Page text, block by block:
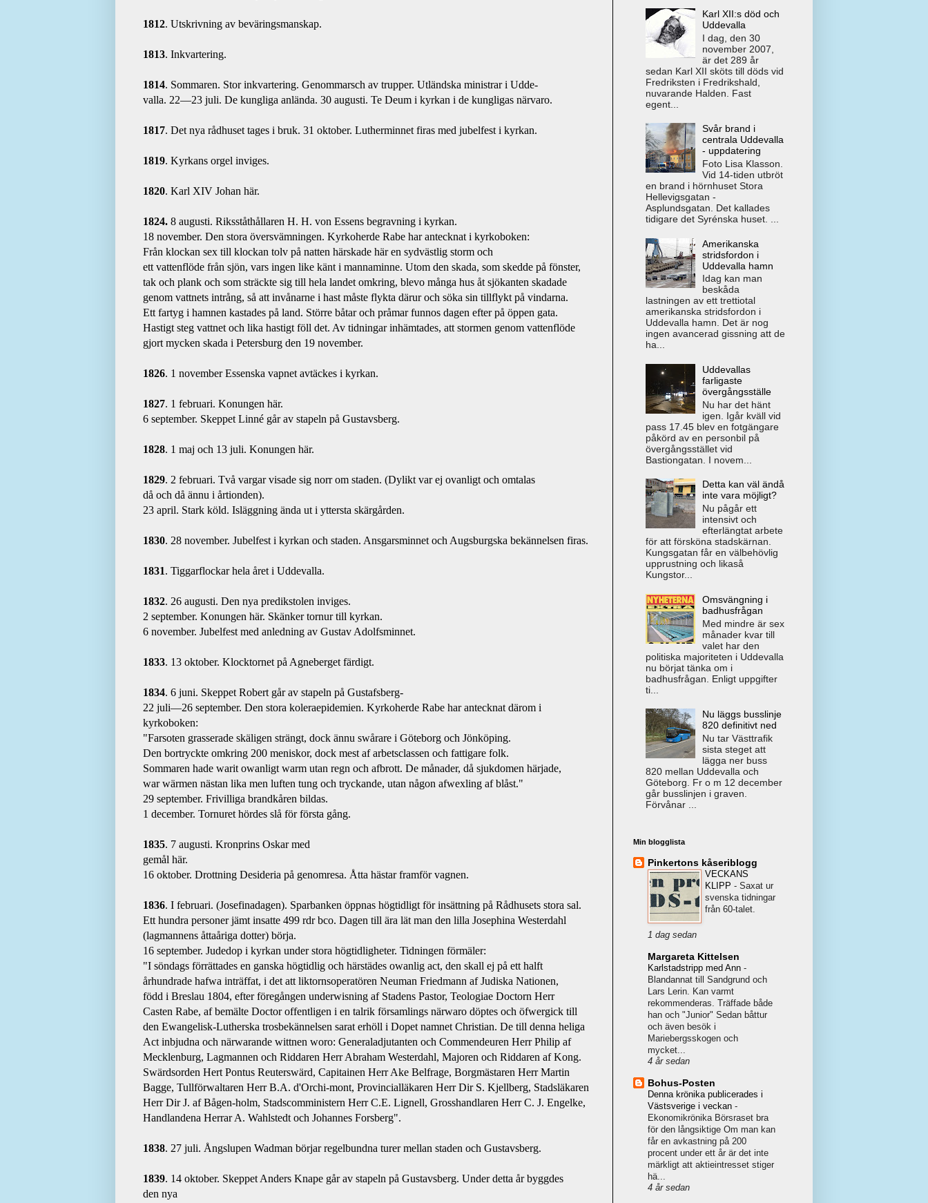
1812. Utskrivning av beväringsmanskap.
1813. Inkvartering.
1814. Sommaren. Stor inkvartering. Genommarsch av trupper. Utländska ministrar i Udde-
valla. 22—23 juli. De kungliga anlända. 30 augusti. Te Deum i kyrkan i de kungligas närvaro.
1817. Det nya rådhuset tages i bruk. 31 oktober. Lutherminnet firas med jubelfest i kyrkan.
1819. Kyrkans orgel inviges.
1820. Karl XIV Johan här.
1824. 8 augusti. Riksståthållaren H. H. von Essens begravning i kyrkan.
18 november. Den stora översvämningen. Kyrkoherde Rabe har antecknat i kyrkoboken:
Från klockan sex till klockan tolv på natten härskade här en sydvästlig storm och
ett vattenflöde från sjön, vars ingen like känt i mannaminne. Utom den skada, som skedde på fönster,
tak och plank och som sträckte sig till hela landet omkring, blevo många hus åt sjökanten skadade
genom vattnets intrång, så att invånarne i hast måste flykta därur och söka sin tillflykt på vindarna.
Ett fartyg i hamnen kastades på land. Större båtar och pråmar funnos dagen efter på öppen gata.
Hastigt steg vattnet och lika hastigt föll det. Av tidningar inhämtades, att stormen genom vattenflöde
gjort mycken skada i Petersburg den 19 november.
1826. 1 november Essenska vapnet avtäckes i kyrkan.
1827. 1 februari. Konungen här.
6 september. Skeppet Linné går av stapeln på Gustavsberg.
1828. 1 maj och 13 juli. Konungen här.
1829. 2 februari. Två vargar visade sig norr om staden. (Dylikt var ej ovanligt och omtalas
då och då ännu i årtionden).
23 april. Stark köld. Isläggning ända ut i yttersta skärgården.
1830. 28 november. Jubelfest i kyrkan och staden. Ansgarsminnet och Augsburgska bekännelsen firas.
1831. Tiggarflockar hela året i Uddevalla.
1832. 26 augusti. Den nya predikstolen inviges.
2 september. Konungen här. Skänker tornur till kyrkan.
6 november. Jubelfest med anledning av Gustav Adolfsminnet.
1833. 13 oktober. Klocktornet på Agneberget färdigt.
1834. 6 juni. Skeppet Robert går av stapeln på Gustafsberg-
22 juli—26 september. Den stora koleraepidemien. Kyrkoherde Rabe har antecknat därom i
kyrkoboken:
"Farsoten grasserade skäligen strängt, dock ännu swårare i Göteborg och Jönköping.
Den bortryckte omkring 200 meniskor, dock mest af arbetsclassen och fattigare folk.
Sommaren hade warit owanligt warm utan regn och afbrott. De månader, då sjukdomen härjade,
war wärmen nästan lika men luften tung och tryckande, utan någon afwexling af blåst."
29 september. Frivilliga brandkåren bildas.
1 december. Tornuret hördes slå för första gång.
1835. 7 augusti. Kronprins Oskar med
gemål här.
16 oktober. Drottning Desideria på genomresa. Åtta hästar framför vagnen.
1836. I februari. (Josefinadagen). Sparbanken öppnas högtidligt för insättning på Rådhusets stora sal.
Ett hundra personer jämt insatte 499 rdr bco. Dagen till ära lät man den lilla Josephina Westerdahl
(lagmannens åttaåriga dotter) börja.
16 september. Judedop i kyrkan under stora högtidligheter. Tidningen förmäler:
"I söndags förrättades en ganska högtidlig och härstädes owanlig act, den skall ej på ett halft
århundrade hafwa inträffat, i det att liktornsoperatören Neuman Friedmann af Judiska Nationen,
född i Breslau 1804, efter föregången underwisning af Stadens Pastor, Teologiae Doctorn Herr
Casten Rabe, af bemälte Doctor offentligen i en talrik församlings närwaro döptes och öfwergick till
den Ewangelisk-Lutherska trosbekännelsen sarat erhöll i Dopet namnet Christian. De till denna heliga
Act inbjudna och närwarande wittnen woro: Generaladjutanten och Commendeuren Herr Philip af
Mecklenburg, Lagmannen och Riddaren Herr Abraham Westerdahl, Majoren och Riddaren af Kong.
Swärdsorden Hert Pontus Reuterswärd, Capitainen Herr Ake Belfrage, Borgmästaren Herr Martin
Bagge, Tullförwaltaren Herr B.A. d'Orchi-mont, Provincialläkaren Herr Dir S. Kjellberg, Stadsläkaren
Herr Dir J. af Bågen-holm, Stadscomministern Herr C.E. Lignell, Grosshandlaren Herr C. J. Engelke,
Handlandena Herrar A. Wahlstedt och Johannes Forsberg".
1838. 27 juli. Ångslupen Wadman börjar regelbundna turer mellan staden och Gustavsberg.
1839. 14 oktober. Skeppet Anders Knape går av stapeln på Gustavsberg. Under detta år byggdes
den nya
Karl XII:s död och
Uddevalla
I dag, den 30
november 2007,
är det 289 år
sedan Karl XII sköts till döds vid
Fredriksten i Fredrikshald,
nuvarande Halden. Fast
egent...
Svår brand i
centrala Uddevalla
- uppdatering
Foto Lisa Klasson.
Vid 14-tiden utbröt
en brand i hörnhuset Stora
Hellevigsgatan -
Asplundsgatan. Det kallades
tidigare det Syrénska huset. ...
Amerikanska
stridsfordon i
Uddevalla hamn
Idag kan man
beskåda
lastningen av ett trettiotal
amerikanska stridsfordon i
Uddevalla hamn. Det är nog
ingen avancerad gissning att de
ha...
Uddevallas
farligaste
övergångsställe
Nu har det hänt
igen. Igår kväll vid
pass 17.45 blev en fotgängare
påkörd av en personbil på
övergångsstället vid
Bastiongatan. I novem...
Detta kan väl ändå
inte vara möjligt?
Nu pågår ett
intensivt och
efterlängtat arbete
för att försköna stadskärnan.
Kungsgatan får en välbehövlig
upprustning och likaså
Kungstor...
Omsvängning i
badhusfrågan
Med mindre är sex
månader kvar till
valet har den
politiska majoriteten i Uddevalla
nu börjat tänka om i
badhusfrågan. Enligt uppgifter
ti...
Nu läggs busslinje
820 definitivt ned
Nu tar Västtrafik
sista steget att
lägga ner buss
820 mellan Uddevalla och
Göteborg. Fr o m 12 december
går busslinjen i graven.
Förvånar ...
Min blogglista
Pinkertons kåseriblogg
VECKANS
KLIPP - Saxat ur
svenska tidningar
från 60-talet.
1 dag sedan
Margareta Kittelsen
Karlstadstripp med Ann -
Blandannat till Sandgrund och
Lars Lerin. Kan varmt
rekommenderas. Träffade både
han och "Junior" Sedan båttur
och även besök i
Mariebergsskogen och
mycket...
4 år sedan
Bohus-Posten
Denna krönika publicerades i
Västsverige i veckan -
Ekonomikrönika Börsraset bra
för den långsiktige Om man kan
får en avkastning på 200
procent under ett år är det inte
märkligt att aktieintresset stiger
hä...
4 år sedan